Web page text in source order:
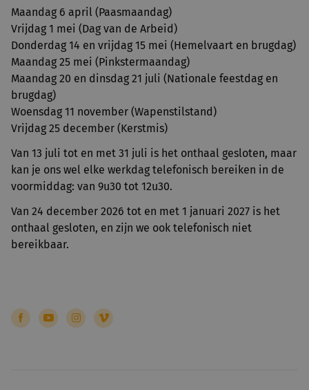
Maandag 6 april (Paasmaandag)
Vrijdag 1 mei (Dag van de Arbeid)
Donderdag 14 en vrijdag 15 mei (Hemelvaart en brugdag)
Maandag 25 mei (Pinkstermaandag)
Maandag 20 en dinsdag 21 juli (Nationale feestdag en
brugdag)
Woensdag 11 november (Wapenstilstand)
Vrijdag 25 december (Kerstmis)
Van 13 juli tot en met 31 juli is het onthaal gesloten, maar
kan je ons wel elke werkdag telefonisch bereiken in de
voormiddag: van 9u30 tot 12u30.
Van 24 december 2026 tot en met 1 januari 2027 is het
onthaal gesloten, en zijn we ook telefonisch niet
bereikbaar.